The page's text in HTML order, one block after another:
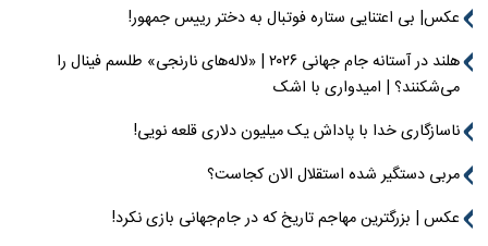
عکس| بی اعتنایی ستاره فوتبال به دختر رییس جمهور!
هلند در آستانه جام جهانی ۲۰۲۶ | «لاله‌های نارنجی» طلسم فینال را
می‌شکنند؟ | امیدواری با اشک
ناسازگاری خدا با پاداش یک میلیون دلاری قلعه نویی!
مربی دستگیر شده استقلال الان کجاست؟
عکس | بزرگترین مهاجم تاریخ که در جام‌جهانی بازی نکرد!